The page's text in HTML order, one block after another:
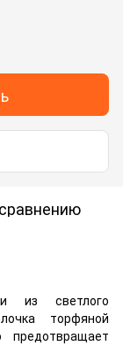
из светлого
торфяной
предотвращает